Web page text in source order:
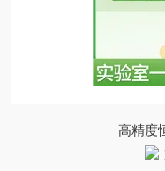
高精度